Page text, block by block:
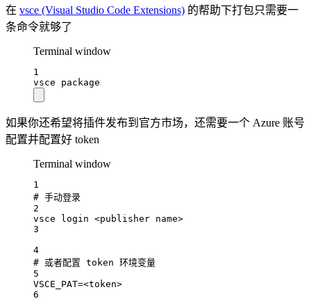
在 vsce (Visual Studio Code Extensions) 的帮助下打包只需要一
条命令就够了
Terminal window
1
vsce
package
如果你还希望将插件发布到官方市场，还需要一个 Azure 账号
配置并配置好 token
Terminal window
1
# 手动登录
2
vsce
login <publisher name>
3
4
# 或者配置 token 环境变量
5
VSCE_PAT=<token>
6